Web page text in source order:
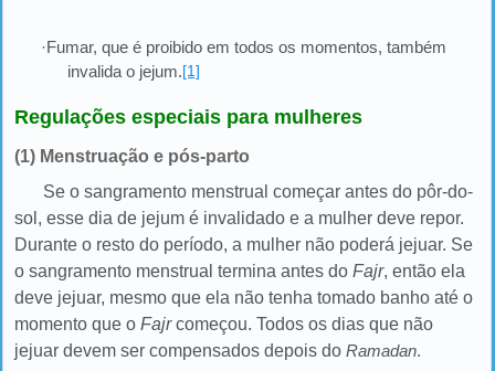
·Fumar, que é proibido em todos os momentos, também
invalida o jejum.[1]
Regulações especiais para mulheres
(1) Menstruação e pós-parto
Se o sangramento menstrual começar antes do pôr-do-
sol, esse dia de jejum é invalidado e a mulher deve repor.
Durante o resto do período, a mulher não poderá jejuar. Se
o sangramento menstrual termina antes do Fajr, então ela
deve jejuar, mesmo que ela não tenha tomado banho até o
momento que o Fajrcomeçou. Todos os dias que não
jejuar devem ser compensados depois do Ramadan.